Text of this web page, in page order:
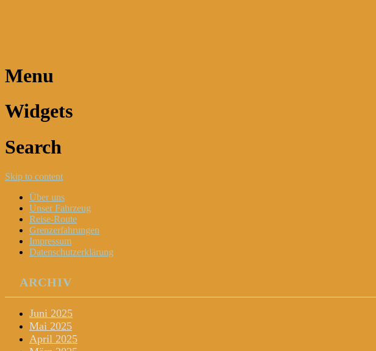
Menu
Widgets
Search
Skip to content
Über uns
Unser Fahrzeug
Reise-Route
Grenzerfahrungen
Impressum
Datenschutzerklärung
ARCHIV
Juni 2025
Mai 2025
April 2025